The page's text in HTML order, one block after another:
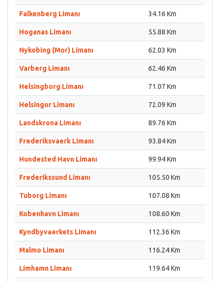
Falkenberg Limanı 34.16 Km
Hoganas Limanı 55.88 Km
Nykobing (Mor) Limanı 62.03 Km
Varberg Limanı 62.46 Km
Helsingborg Limanı 71.07 Km
Helsingor Limanı 72.09 Km
Landskrona Limanı 89.76 Km
Frederiksvaerk Limanı 93.84 Km
Hundested Havn Limanı 99.94 Km
Frederikssund Limanı 105.50 Km
Tuborg Limanı 107.08 Km
Kobenhavn Limanı 108.60 Km
Kyndbyvaerkets Limanı 112.36 Km
Malmo Limanı 116.24 Km
Limhamn Limanı 119.64 Km